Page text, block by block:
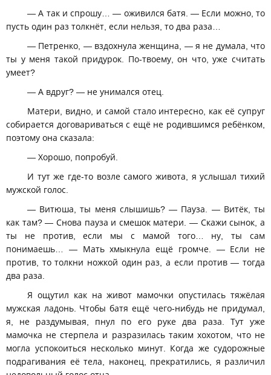
— А так и спрошу… — оживился батя. — Если можно, то
пусть один раз толкнёт, если нельзя, то два раза…
— Петренко, — вздохнула женщина, — я не думала, что
ты у меня такой придурок. По-твоему, он что, уже считать
умеет?
— А вдруг? — не унимался отец.
Матери, видно, и самой стало интересно, как её супруг
собирается договариваться с ещё не родившимся ребёнком,
поэтому она сказала:
— Хорошо, попробуй.
И тут же где-то возле самого живота, я услышал тихий
мужской голос.
— Витюша, ты меня слышишь? — Пауза. — Витёк, ты
как там? — Снова пауза и смешок матери. — Скажи сынок, а
ты не против, если мы с мамой того… ну, ты сам
понимаешь… — Мать хмыкнула ещё громче. — Если не
против, то толкни ножкой один раз, а если против — тогда
два раза.
Я ощутил как на живот мамочки опустилась тяжёлая
мужская ладонь. Чтобы батя ещё чего-нибудь не придумал,
я, не раздумывая, пнул по его руке два раза. Тут уже
мамочка не стерпела и разразилась таким хохотом, что не
могла успокоиться несколько минут. Когда же судорожные
подрагивания её тела, наконец, прекратились, я различил